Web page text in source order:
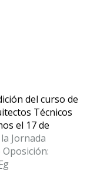
del curso de
Técnicos
el 17 de
Jornada